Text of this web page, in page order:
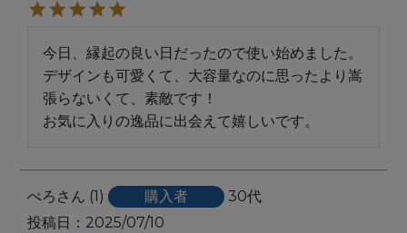
今日、縁起の良い日だったので使い始めました。
デザインも可愛くて、大容量なのに思ったより嵩
張らないくて、素敵です！
お気に入りの逸品に出会えて嬉しいです。
ぺろ 1 購入者
30代
投稿日
2025/07/10